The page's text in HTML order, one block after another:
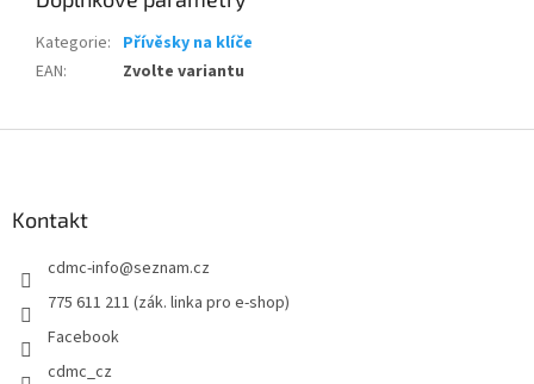
Kategorie: Přívěsky na klíče
EAN: Zvolte variantu
Kontakt
cdmc-info@seznam.cz
775 611 211 (zák. linka pro e-shop)
Facebook
cdmc_cz